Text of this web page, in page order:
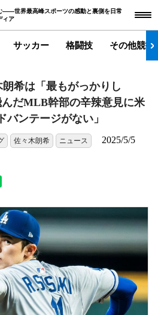
――世界最高峰スポーツの感動と裏側を日常
ィア
サッカー 格闘技 その他競技
希は「最もがっかりし
だMLB幹部の辛辣意見に米
ンテージがない」
佐々木朗希 ニュース 2025/5/5